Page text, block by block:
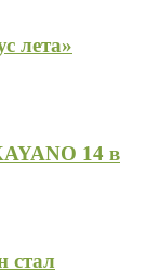
лета»
14 в
стал